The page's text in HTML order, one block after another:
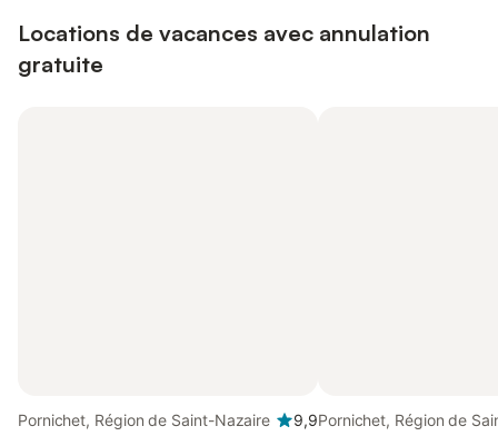
Locations de vacances avec annulation
gratuite
Pornichet, Région de Saint-Nazaire
9,9Pornichet, Région de